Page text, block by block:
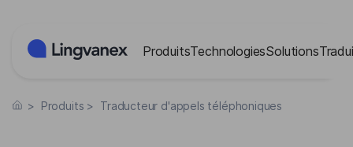
ProduitsTechnologiesSolutions
> Produits > Traducteur d'appels téléphoniques